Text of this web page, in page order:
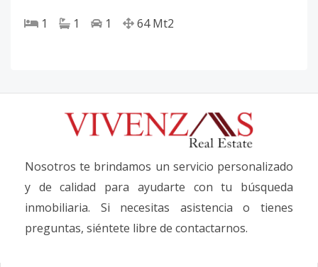
1 1 1 64 Mt2
Nosotros te brindamos un servicio personalizado
y de calidad para ayudarte con tu búsqueda
inmobiliaria. Si necesitas asistencia o tienes
preguntas, siéntete libre de contactarnos.